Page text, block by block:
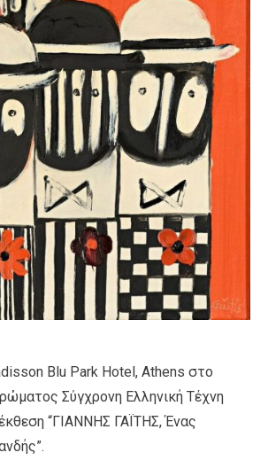
Blu Park Hotel, Athens στο
Σύγχρονη Ελληνική Τέχνη
“ΓΙΑΝΝΗΣ ΓΑΪΤΗΣ, Ένας